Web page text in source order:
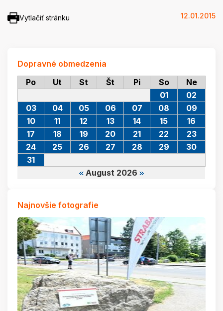
Vytlačiť stránku 12.01.2015
Dopravné obmedzenia
Po
Ut St Št Pi So Ne
August 2026
01
02
03
04 05 06 07 08
09
10
11 12 13 14 15
16
17
18 19 20 21 22
23
24
25 26 27 28 29
30
31
Najnovšie fotografie